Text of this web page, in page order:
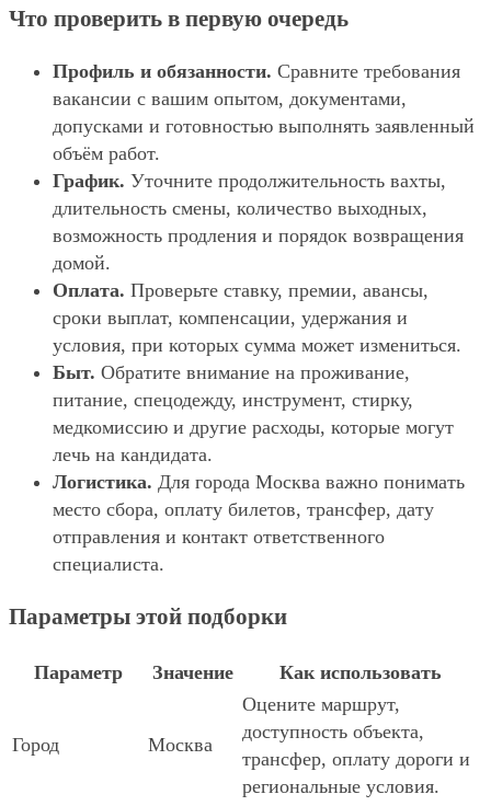
Что проверить в первую очередь
Профиль и обязанности. Сравните требования
вакансии с вашим опытом, документами,
допусками и готовностью выполнять заявленный
объём работ.
График. Уточните продолжительность вахты,
длительность смены, количество выходных,
возможность продления и порядок возвращения
домой.
Оплата. Проверьте ставку, премии, авансы,
сроки выплат, компенсации, удержания и
условия, при которых сумма может измениться.
Быт. Обратите внимание на проживание,
питание, спецодежду, инструмент, стирку,
медкомиссию и другие расходы, которые могут
лечь на кандидата.
Логистика. Для города Москва важно понимать
место сбора, оплату билетов, трансфер, дату
отправления и контакт ответственного
специалиста.
Параметры этой подборки
Параметр Значение Как использовать
Город Москва
Оцените маршрут,
доступность объекта,
трансфер, оплату дороги и
региональные условия.